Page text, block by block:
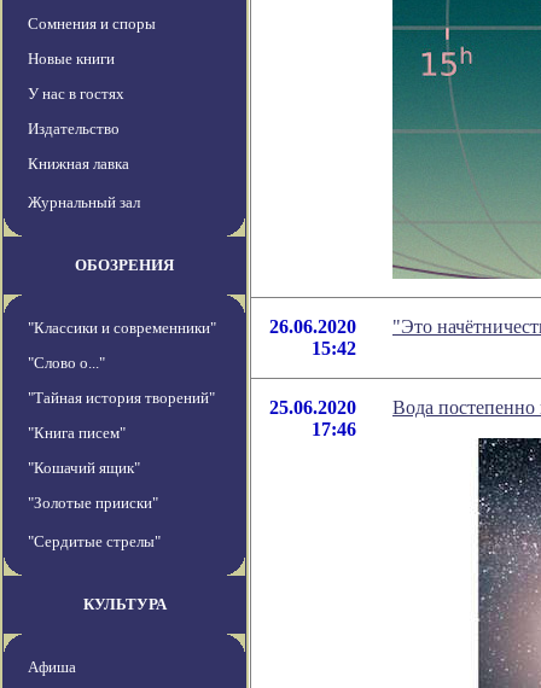
Сомнения и споры
Новые книги
У нас в гостях
Издательство
Книжная лавка
Журнальный зал
ОБОЗРЕНИЯ
"Классики и современники"
"Слово о..."
"Тайная история творений"
"Книга писем"
"Кошачий ящик"
"Золотые прииски"
"Сердитые стрелы"
КУЛЬТУРА
Афиша
26.06.2020
15:42
"Это
25.06.2020
17:46
Вода постепенно